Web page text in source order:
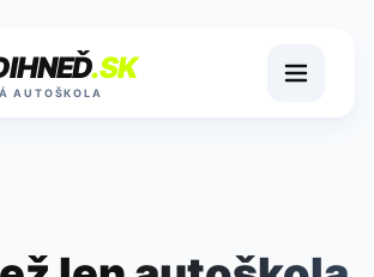
.SK
AUTOŠKOLA